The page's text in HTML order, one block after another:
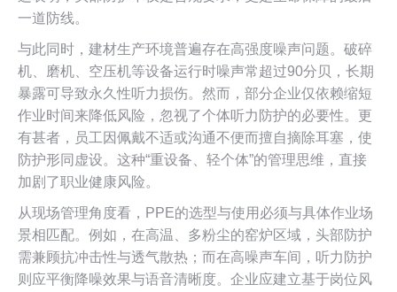
一道防线。
与此同时，建材生产环境普遍存在高强度噪声问题。破碎
机、磨机、空压机等设备运行时噪声常超过90分贝，长期
暴露可导致永久性听力损伤。然而，部分企业仅依赖缩短
作业时间来降低风险，忽视了个体听力防护的必要性。更
有甚者，员工因佩戴不适或沟通不便而擅自摘除耳塞，使
防护形同虚设。这种“重设备、轻个体”的管理思维，直接
加剧了职业健康风险。
从现场管理角度看，PPE的选型与使用必须与具体作业场
景相匹配。例如，在高温、多粉尘的窑炉区域，头部防护
需兼顾抗冲击性与透气散热；而在高噪声车间，听力防护
则应平衡降噪效果与语音清晰度。企业应建立基于岗位风